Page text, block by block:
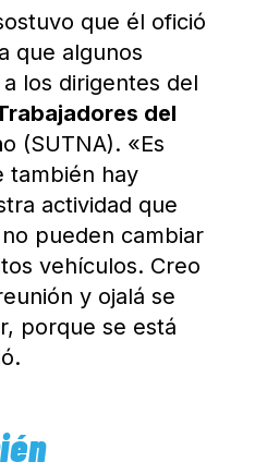
que él ofició
que algunos
los dirigentes del
del
o (SUTNA). «Es
también hay
actividad que
pueden cambiar
vehículos. Creo
y ojalá se
porque se está